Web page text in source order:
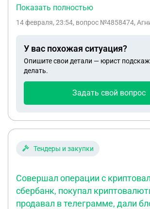
перед его уходом стала в тюрьме
Хотелось бы чтоб восторжествовала
препятствовала общению с моей
всю жизнь воспитывала как мама .
опекуном . Она человек пожилой и
Получается что внук моей тети и
Как только она получила деньги .
контактам с ним. Он доверился ей а
обращаться чтоб ее назади за ее
наглый расчет . Ее уже несколько
материнства , но пока служба ей
Показать полностью
14 февраля, 23:54, вопрос №4858474,
У вас похожая ситуация?
Опишите свои детали — юрист
делать.
Задать свой вопрос
Тендеры и закупки
Совершал операции с
сбербанк, покупал
продавал в телеграмме, дали